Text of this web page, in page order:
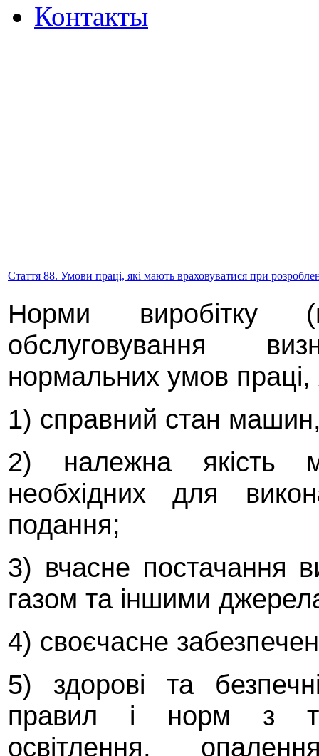
Контакты
Стаття 88. Умови праці, які мають враховуватися при
Норми
обслуговування
нормальних умов
1) справний стан машин,
2) належна якість
необхідних для
подання;
3) вчасне постачання
газом та іншими
4) своєчасне
5) здорові та
правил і норм з
освітлення,